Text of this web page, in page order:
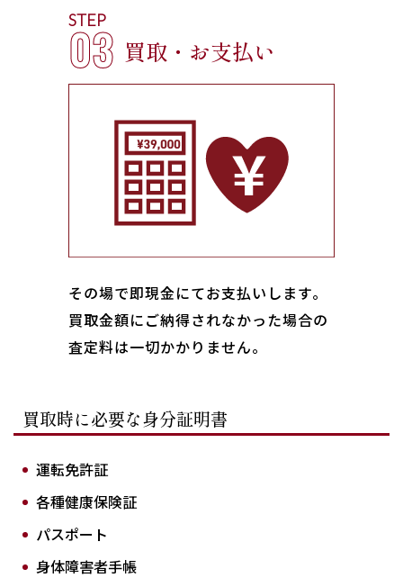
STEP
03 買取・お支払い
その場で即現金にてお支払いします｡
買取金額にご納得されなかった場合の
査定料は一切かかりません。
買取時に必要な身分証明書
運転免許証
各種健康保険証
パスポート
身体障害者手帳